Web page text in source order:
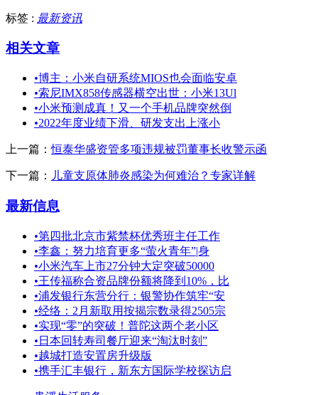
标签 : 最新资讯
相关文章
•博主：小米自研系统MIOS也会面临安卓
•索尼IMX858传感器横空出世：小米13Ul
•小米预测成真！又一个手机品牌突然倒
•2022年度业绩下滑、研发支出上涨小
上一篇：恒泰华盛资管多项违规被罚董事长收警示函
下一篇： 儿童支原体肺炎感染为何难治？专家详解
最新信息
•第四批北京市紫禁杯优秀班主任工作
•李鑫：努力培育更多“萤火青年”|身
•小米汽车上市27分钟大定突破50000
•王传福称合资品牌份额将降到10%，比
•浦发银行东营分行：银警协作筑牢“安
•经络：2月新取用按揭宗数录得2505宗
•实现“零”的突破！普陀这两个老小区
• 日本回转寿司餐厅迎来“淘汰时刻”
•越城打造安置房升级版
•携手汇丰银行，新东方国际学校探访启